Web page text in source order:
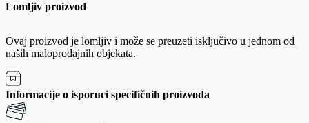
Lomljiv proizvod
Ovaj proizvod je lomljiv i može se preuzeti isključivo u jednom od
naših maloprodajnih objekata.
Informacije o isporuci specifičnih proizvoda